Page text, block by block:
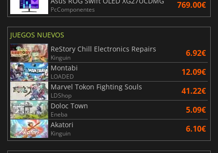
PcComponentes 769.00€
JUEGOS NUEVOS
ReStory Chill Electronics Repairs
Kinguin 6.92€
Montabi
LOADED 12.09€
Marvel Tokon Fighting Souls
LDShop 41.22€
Doloc Town
Eneba 5.09€
Akatori
Kinguin 6.10€